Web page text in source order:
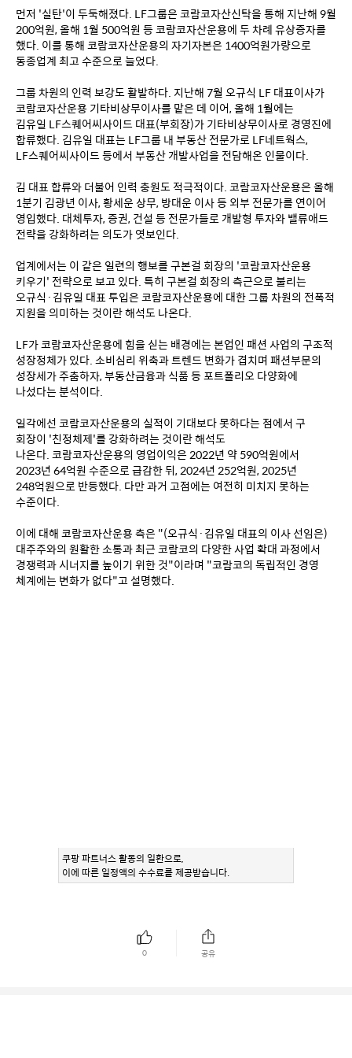
먼저 '실탄'이 두둑해졌다. LF그룹은 코람코자산신탁을 통해 지난해 9월
200억원, 올해 1월 500억원 등 코람코자산운용에 두 차례 유상증자를
했다. 이를 통해 코람코자산운용의 자기자본은 1400억원가량으로
동종업계 최고 수준으로 늘었다.
그룹 차원의 인력 보강도 활발하다. 지난해 7월 오규식 LF 대표이사가
코람코자산운용 기타비상무이사를 맡은 데 이어, 올해 1월에는
김유일 LF스퀘어씨사이드 대표(부회장)가 기타비상무이사로 경영진에
합류했다. 김유일 대표는 LF그룹 내 부동산 전문가로 LF네트웍스,
LF스퀘어씨사이드 등에서 부동산 개발사업을 전담해온 인물이다.
김 대표 합류와 더불어 인력 충원도 적극적이다. 코람코자산운용은 올해
1분기 김광년 이사, 황세운 상무, 방대운 이사 등 외부 전문가를 연이어
영입했다. 대체투자, 증권, 건설 등 전문가들로 개발형 투자와 밸류애드
전략을 강화하려는 의도가 엿보인다.
업계에서는 이 같은 일련의 행보를 구본걸 회장의 '코람코자산운용
키우기' 전략으로 보고 있다. 특히 구본걸 회장의 측근으로 불리는
오규식·김유일 대표 투입은 코람코자산운용에 대한 그룹 차원의 전폭적
지원을 의미하는 것이란 해석도 나온다.
LF가 코람코자산운용에 힘을 싣는 배경에는 본업인 패션 사업의 구조적
성장정체가 있다. 소비심리 위축과 트렌드 변화가 겹치며 패션부문의
성장세가 주춤하자, 부동산금융과 식품 등 포트폴리오 다양화에
나섰다는 분석이다.
일각에선 코람코자산운용의 실적이 기대보다 못하다는 점에서 구
회장이 '친정체제'를 강화하려는 것이란 해석도
나온다. 코람코자산운용의 영업이익은 2022년 약 590억원에서
2023년 64억원 수준으로 급감한 뒤, 2024년 252억원, 2025년
248억원으로 반등했다. 다만 과거 고점에는 여전히 미치지 못하는
수준이다.
이에 대해 코람코자산운용 측은 "(오규식·김유일 대표의 이사 선임은)
대주주와의 원활한 소통과 최근 코람코의 다양한 사업 확대 과정에서
경쟁력과 시너지를 높이기 위한 것"이라며 "코람코의 독립적인 경영
체계에는 변화가 없다"고 설명했다.
쿠팡 파트너스 활동의 일환으로,
이에 따른 일정액의 수수료를 제공받습니다.
0 공유